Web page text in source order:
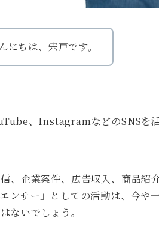
にちは、宍戸です。
、InstagramなどのSNSを
、企業案件、広告収入、商品紹
ンサー」としての活動は、今や
ないでしょう。